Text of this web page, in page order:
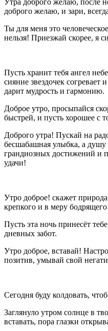
Утра доброго желаю, после
доброго желаю, и зари,
Ты для меня это
нельзя! Приезжай скорее, я
Пусть хранит тебя ангел
сияние звездочек согревает
дарит мудрость и гармонию.
Доброе утро, просыпайся
быстрей, и пусть хорошее с
Доброго утра! Пускай на
бесшабашная улыбка, а душу
грандиозных достижений и
удачи!
Утро доброе! скажет
крепкого и в меру
Пусть эта ночь принесёт
дневных забот.
Утро доброе, вставай!
позитив, умывай свой
Сегодня буду колдовать,
Заглянуло утром солнце в
вставать, пора глазки